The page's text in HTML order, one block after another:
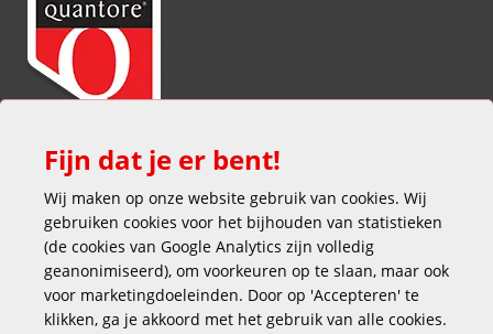
Veilig en gemakkelijk betalen
Fijn dat je er bent!
Wij maken op onze website gebruik van cookies. Wij
gebruiken cookies voor het bijhouden van statistieken
(de cookies van Google Analytics zijn volledig
geanonimiseerd), om voorkeuren op te slaan, maar ook
voor marketingdoeleinden. Door op 'Accepteren' te
klikken, ga je akkoord met het gebruik van alle cookies.